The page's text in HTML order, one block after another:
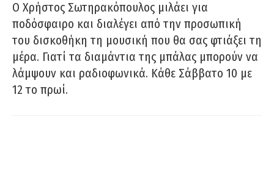
Ο Χρήστος Σωτηρακόπουλος μιλάει για
ποδόσφαιρο και διαλέγει από την προσωπική
του δισκοθήκη τη μουσική που θα σας φτιάξει τη
μέρα. Γιατί τα διαμάντια της μπάλας μπορούν να
λάμψουν και ραδιοφωνικά. Κάθε Σάββατο 10 με
12 το πρωί.